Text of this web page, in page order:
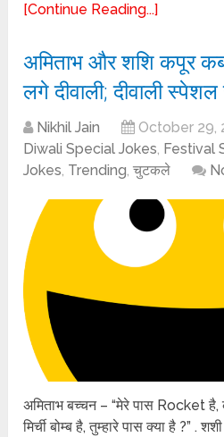
[Continue Reading...]
अमिताभ और शशि कपूर
लगे दीवाली; दीवाली
Nikhil Jain October 29,
Diwali Special Jokes, Festival
Jokes, Trending,चुटकले
अमिताभ बच्चन – “मेरे पास Rocket है,
मिर्ची बोम्ब है, तुम्हारे पास क्या है ?” .